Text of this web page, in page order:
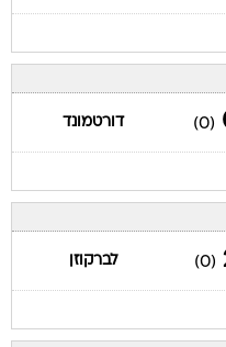
(0) דורטמונד
(0) לברקוזן